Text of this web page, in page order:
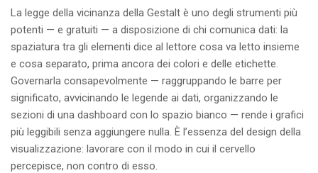
La legge della vicinanza della Gestalt è uno degli strumenti più
potenti — e gratuiti — a disposizione di chi comunica dati: la
spaziatura tra gli elementi dice al lettore cosa va letto insieme
e cosa separato, prima ancora dei colori e delle etichette.
Governarla consapevolmente — raggruppando le barre per
significato, avvicinando le legende ai dati, organizzando le
sezioni di una dashboard con lo spazio bianco — rende i grafici
più leggibili senza aggiungere nulla. È l’essenza del design della
visualizzazione: lavorare con il modo in cui il cervello
percepisce, non contro di esso.